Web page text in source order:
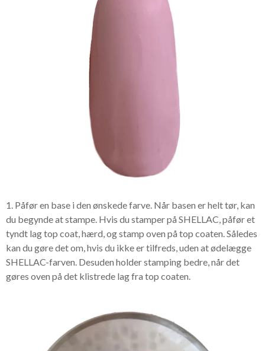
1. Påfør en base i den ønskede farve. Når basen er helt tør, kan
du begynde at stampe. Hvis du stamper på SHELLAC, påfør et
tyndt lag top coat, hærd, og stamp oven på top coaten. Således
kan du gøre det om, hvis du ikke er tilfreds, uden at ødelægge
SHELLAC-farven. Desuden holder stamping bedre, når det
gøres oven på det klistrede lag fra top coaten.